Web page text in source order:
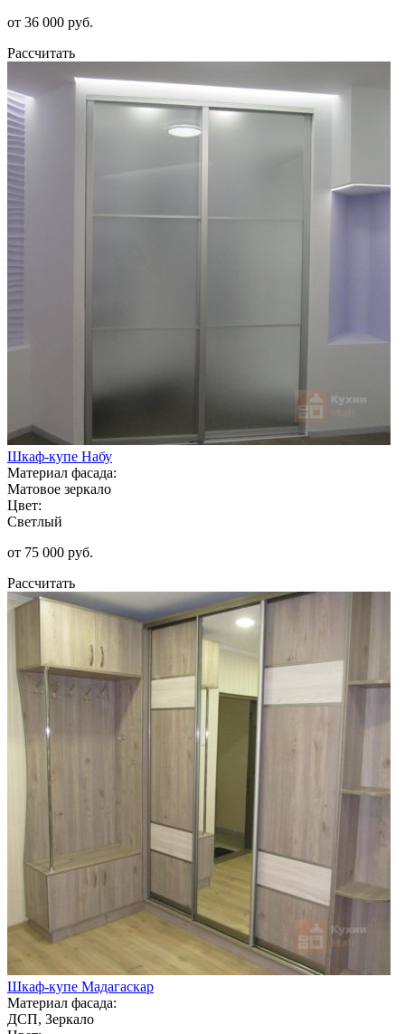
от 36 000 руб.
Рассчитать
Шкаф-купе Набу
Материал фасада:
Матовое зеркало
Цвет:
Светлый
от 75 000 руб.
Рассчитать
Шкаф-купе Мадагаскар
Материал фасада:
ДСП, Зеркало